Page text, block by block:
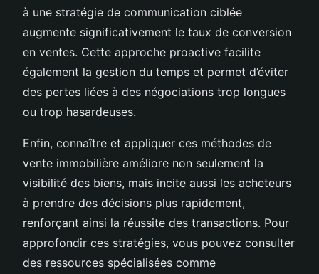
à une stratégie de communication ciblée
augmente significativement le taux de conversion
en ventes. Cette approche proactive facilite
également la gestion du temps et permet d’éviter
des pertes liées à des négociations trop longues
ou trop hasardeuses.
Enfin, connaître et appliquer ces méthodes de
vente immobilière améliore non seulement la
visibilité des biens, mais incite aussi les acheteurs
à prendre des décisions plus rapidement,
renforçant ainsi la réussite des transactions. Pour
approfondir ces stratégies, vous pouvez consulter
des ressources spécialisées comme